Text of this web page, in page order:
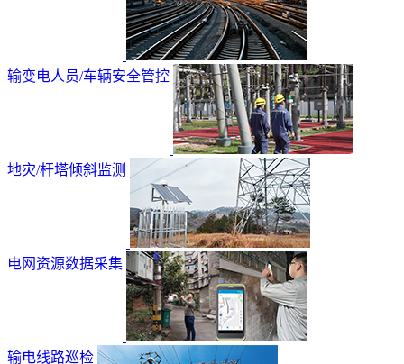
输变电人员/车辆安全管控
地灾/杆塔倾斜监测
电网资源数据采集
输电线路巡检